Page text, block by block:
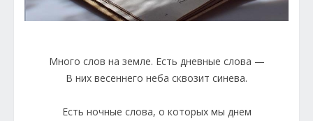
Много слов на земле. Есть дневные слова —
В них весеннего неба сквозит синева.
Есть ночные слова, о которых мы днем